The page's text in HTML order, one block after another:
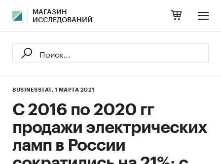
МАГАЗИН
ИССЛЕДОВАНИЙ
BUSINESSTAT, 1 МАРТА 2021
С 2016 по 2020 гг
продажи электрических
ламп в России